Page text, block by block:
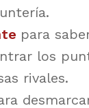
para
los
rivales.